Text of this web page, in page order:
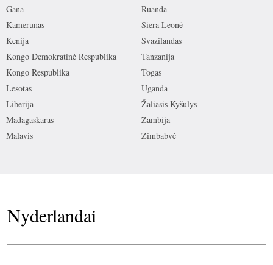
Gana
Kamerūnas
Kenija
Kongo Demokratinė Respublika
Kongo Respublika
Lesotas
Liberija
Madagaskaras
Malavis
Ruanda
Siera Leonė
Svazilandas
Tanzanija
Togas
Uganda
Žaliasis Kyšulys
Zambija
Zimbabvė
Nyderlandai